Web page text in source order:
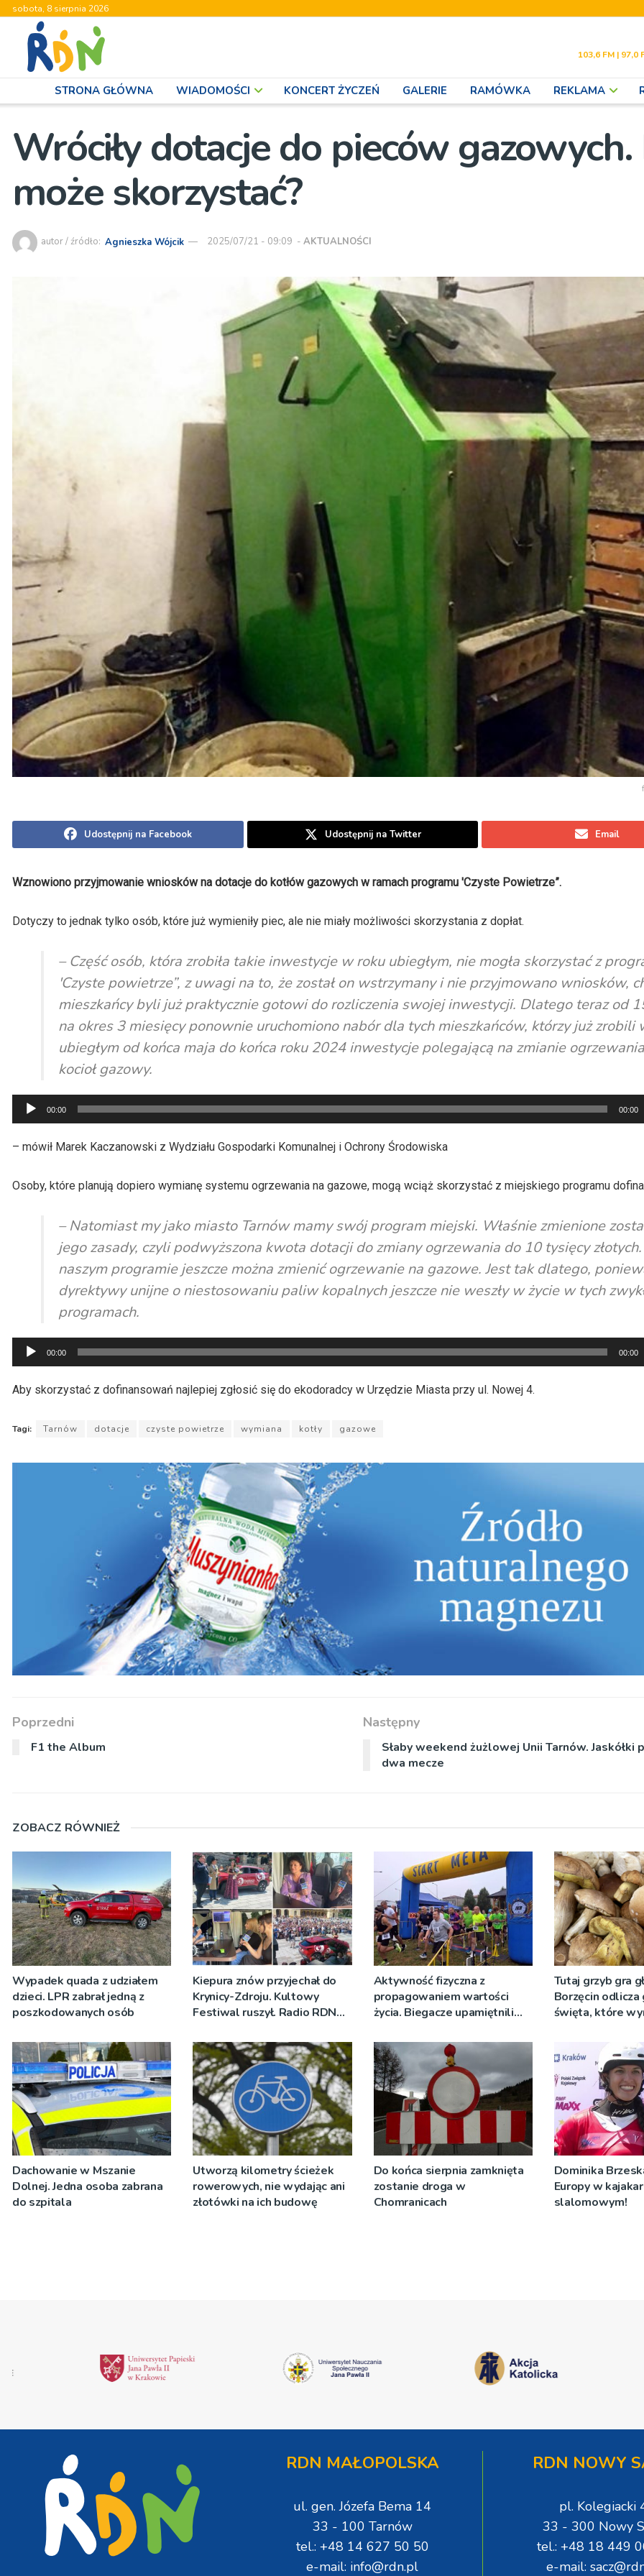
sobota, 8 sierpnia 2026
103,6 FM | 97,0
STRONA GŁÓWNA WIADOMOŚCI KONCERT ŻYCZEŃ GALERIE RAMÓWKA REKLAMA
Wróciły dotacje do pieców
może skorzystać?
autor / źródło: Agnieszka Wójcik 2025/07/21 - 09:09 - AKTUALNOŚCI
Udostępnij na Facebook Udostępnij na Twitter Email
Wznowiono przyjmowanie wniosków na dotacje do kotłów gazowych w ramach programu 'Czyste Powietrze”.
Dotyczy to jednak tylko osób, które już wymieniły piec, ale nie miały możliwości skorzystania z dopłat.
– Część osób, która zrobiła takie inwestycje w roku ubiegłym, nie mogła skorzystać z
'Czyste powietrze”, z uwagi na to, że został on wstrzymany i nie przyjmowano wniosków,
mieszkańcy byli już praktycznie gotowi do rozliczenia swojej inwestycji. Dlatego teraz od
na okres 3 miesięcy ponownie uruchomiono nabór dla tych mieszkańców, którzy już zrobili
ubiegłym od końca maja do końca roku 2024 inwestycje polegającą na zmianie
kocioł gazowy.
Odtwarzacz
plików
dźwiękowych
00:00 00:00
– mówił Marek Kaczanowski z Wydziału Gospodarki Komunalnej i Ochrony Środowiska
Osoby, które planują dopiero wymianę systemu ogrzewania na gazowe, mogą wciąż skorzystać z miejskiego programu
– Natomiast my jako miasto Tarnów mamy swój program miejski. Właśnie zmienione
jego zasady, czyli podwyższona kwota dotacji do zmiany ogrzewania do 10 tysięcy
naszym programie jeszcze można zmienić ogrzewanie na gazowe. Jest tak dlatego,
dyrektywy unijne o niestosowaniu paliw kopalnych jeszcze nie weszły w życie w tych
programach.
Odtwarzacz
plików
dźwiękowych
00:00 00:00
Aby skorzystać z dofinansowań najlepiej zgłosić się do ekodoradcy w Urzędzie Miasta przy ul. Nowej 4.
Tagi: Tarnów dotacje czyste powietrze wymiana kotły gazowe
Poprzedni
F1 the Album
Następny
Słaby weekend żużlowej Unii Tarnów. Jaskółki
dwa mecze
ZOBACZ RÓWNIEŻ
Wypadek quada z udziałem
dzieci. LPR zabrał jedną z
poszkodowanych osób
Kiepura znów przyjechał do
Krynicy-Zdroju. Kultowy
Festiwal ruszył. Radio RDN
[ZDJĘCIA]
Aktywność fizyczna z
propagowaniem wartości
życia. Biegacze upamiętnili
Tutaj grzyb gra
Borzęcin odlicza
święta, które
Dachowanie w Mszanie
Dolnej. Jedna osoba zabrana
do szpitala
Utworzą kilometry ścieżek
rowerowych, nie wydając ani
złotówki na ich budowę
Do końca sierpnia zamknięta
zostanie droga w
Chomranicach
Dominika
Europy w
slalomowym!
RDN MAŁOPOLSKA
ul. gen. Józefa Bema 14
33 - 100 Tarnów
tel.: +48 14 627 50 50
e-mail: info@rdn.pl
RDN NOWY
pl. Kolegiacki
33 - 300 Nowy
tel.: +48 18 449
e-mail: